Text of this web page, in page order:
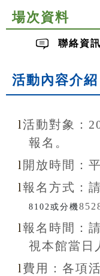
場次資料
聯絡資
活動內容介紹
l活動對象：
報名。
l 開放時間：
l報名方式：
8102或分機
l報名 時間：
視本館當日
l 費用：各項